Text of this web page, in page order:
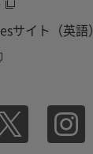
イト（英語）